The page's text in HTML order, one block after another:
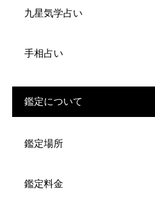
九星気学占い
手相占い
鑑定について
鑑定場所
鑑定料金